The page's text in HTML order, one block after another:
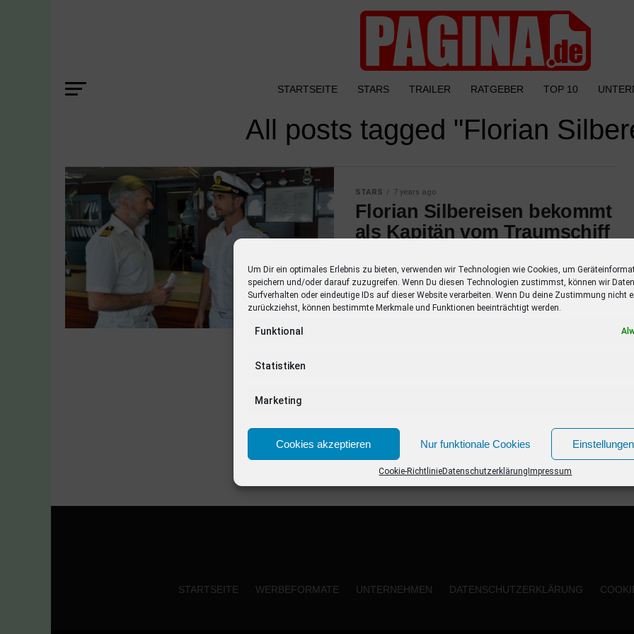
Um Dir ein optimales Erlebnis zu bieten, verwenden wir Technologien wie Cookies, um
speichern und/oder darauf zuzugreifen. Wenn Du diesen Technologien zustimmst, können wir
Surfverhalten oder eindeutige IDs auf dieser Website verarbeiten. Wenn Du deine Zustimmung nicht
zurückziehst, können bestimmte Merkmale und Funktionen beeinträchtigt werden.
Funktional
Statistiken
Marketing
Cookies akzeptieren Nur funktionale Cookies
Cookie-RichtlinieDatenschutzerklärung Impressum
STARTSEITE STARS TRAILER RATGEBER TOP 10
All posts tagged "Florian
STARS 7 years ago
Florian Silbereisen bekommt
als Kapitän vom Traumschiff
Nicht nur in der Story der neuen Traumschiff
Staffel bekommt Florian Silbereisen als
Kapitän Maximilian Parger Gegenwind. Auch
STARTSEITE WERBEFORMATE UNTERNEHMEN DATENSCHUTZERKLÄRUNG